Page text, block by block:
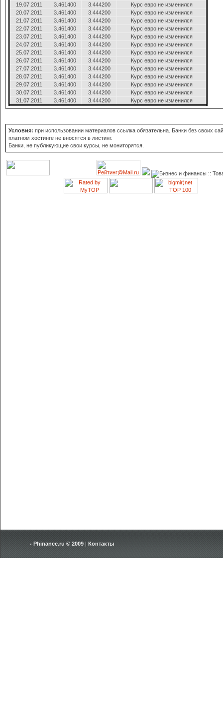
19.07.2011
3.461400 3.444200
Курс евро не изменился
20.07.2011
3.461400 3.444200
Курс евро не изменился
21.07.2011
3.461400 3.444200
Курс евро не изменился
22.07.2011
3.461400 3.444200
Курс евро не изменился
23.07.2011
3.461400 3.444200
Курс евро не изменился
24.07.2011
3.461400 3.444200
Курс евро не изменился
25.07.2011
3.461400 3.444200
Курс евро не изменился
26.07.2011
3.461400 3.444200
Курс евро не изменился
27.07.2011
3.461400 3.444200
Курс евро не изменился
28.07.2011
3.461400 3.444200
Курс евро не изменился
29.07.2011
3.461400 3.444200
Курс евро не изменился
30.07.2011
3.461400 3.444200
Курс евро не изменился
31.07.2011
3.461400 3.444200 Курс евро не изменился
Условия: при использовании материалов ссылка обязательна. Банки без своих
платном хостинге не вносятся в листинг.
Банки, не публикующие свои курсы, не мониторятся.
Phinance.ru © 2009 | Контакты